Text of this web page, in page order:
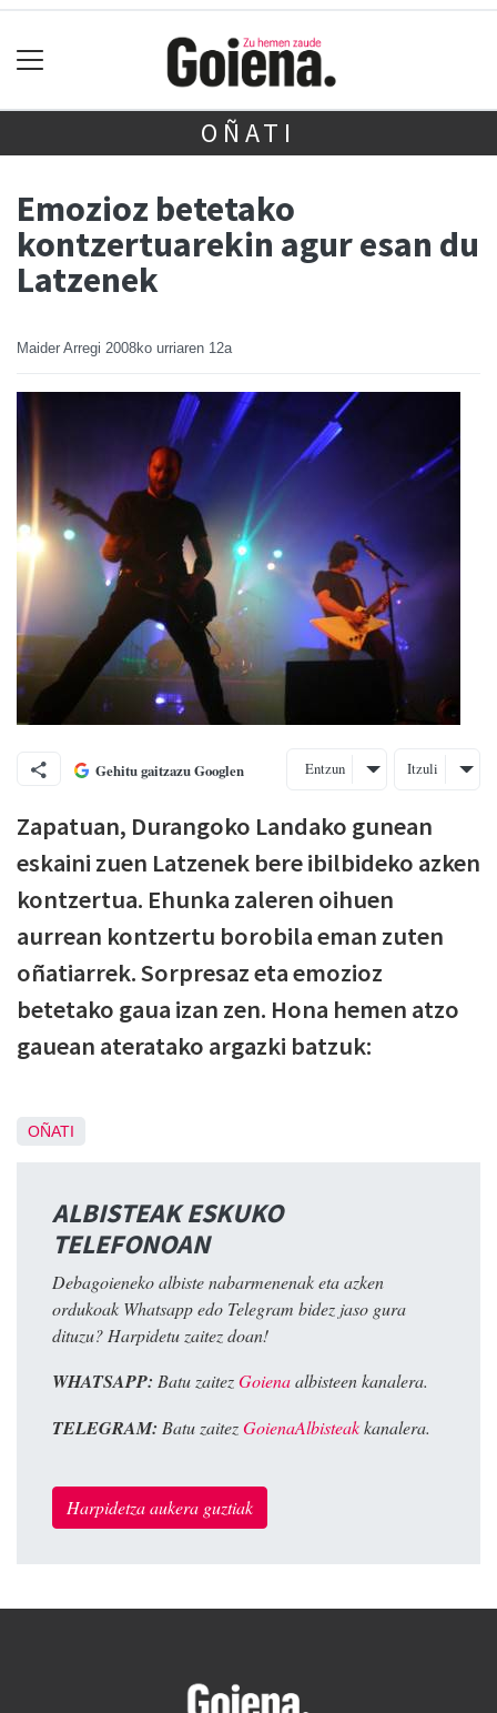
OÑATI
Emozioz betetako
kontzertuarekin agur esan du
Latzenek
Maider Arregi 2008ko urriaren 12a
Gehitu gaitzazu Googlen Entzun Itzuli
Zapatuan, Durangoko Landako gunean
eskaini zuen Latzenek bere ibilbideko azken
kontzertua. Ehunka zaleren oihuen
aurrean kontzertu borobila eman zuten
oñatiarrek. Sorpresaz eta emozioz
betetako gaua izan zen. Hona hemen atzo
gauean ateratako argazki batzuk:
OÑATI
ALBISTEAK ESKUKO
TELEFONOAN
Debagoieneko albiste nabarmenenak eta azken
ordukoak Whatsapp edo Telegram bidez jaso gura
dituzu? Harpidetu zaitez doan!
WHATSAPP: Batu zaitezGoienaalbisteen kanalera.
TELEGRAM: Batu zaitezGoienaAlbisteakkanalera.
Harpidetza aukera guztiak